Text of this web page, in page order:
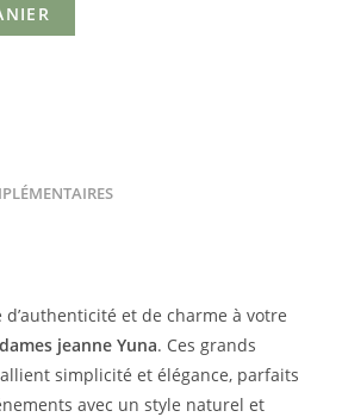
et de charme à votre
dames jeanne Yuna. Ces grands
simplicité et élégance, parfaits
avec un style naturel et